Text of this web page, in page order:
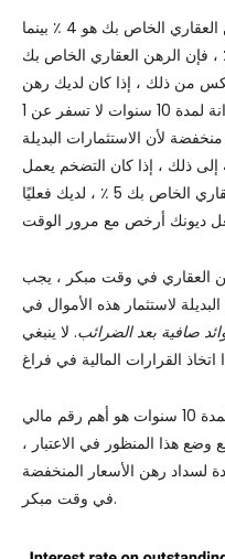
على سبيل المثال ، إذا كان معدل الرهن العقاري الخاص بك هو 4 ٪ بينما
حسابات سوق المال بنسبة 4.2 ٪ ، فإن الرهن العقاري الخاص بك
من ذلك ، إذا كان لديك رهن
عقاري بنسبة 2.5 ٪ ولكن سندات الخزانة لمدة 10 سنوات لا تسفر عن 1
لأن الاستثمارات البديلة
إلى ذلك ، إذا كان التضخم يعمل
العقاري في وقت مبكر ، يجب
لاستثمار هذه الأموال في
صافية بعد الضرائب. لا ينبغي
في رأيي ، فإن عائد سندات الخزانة لمدة 10 سنوات هو أهم رقم مالي
مع وضع هذا المنظور في الاعتبار ،
لسداد رهن الأسعار المنخفضة
في وقت مبكر.